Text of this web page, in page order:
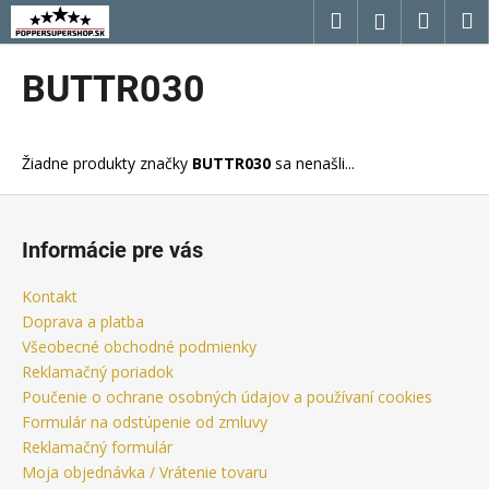
Prejsť
na
obsah
Hľadať
BUTTR030
Žiadne produkty značky BUTTR030 sa nenašli...
K
o
o
p
o
r
e
b
u
j
e
t
e
Informácie pre vás
Kontakt
Doprava a platba
Všeobecné obchodné podmienky
Reklamačný poriadok
Poučenie o ochrane osobných údajov a používaní cookies
Formulár na odstúpenie od zmluvy
Reklamačný formulár
Moja objednávka / Vrátenie tovaru